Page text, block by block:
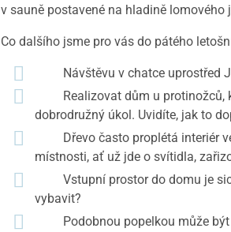
v sauně postavené na hladině
Co dalšího jsme pro vás do pátého
Návštěvu v chatce uprostřed
Realizovat dům u protinožců,
dobrodružný úkol. Uvidíte, jak to
Dřevo často proplétá interiér ve
místnosti, ať už jde o svítidla,
Vstupní prostor do domu je sice
vybavit?
Podobnou popelkou může být